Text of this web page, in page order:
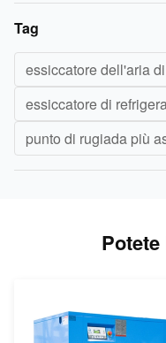
Tag
essiccatore dell'aria
essiccatore di
punto di rugiada più